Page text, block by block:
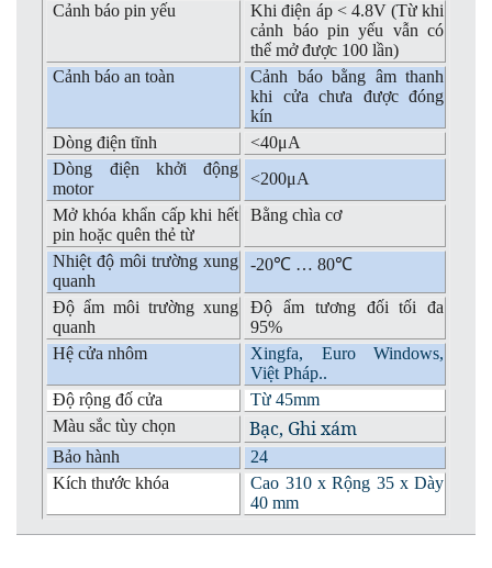
Cảnh báo pin yếu
Khi điện áp < 4.8V (Từ khi
cảnh báo pin yếu vẫn có
thể mở được 100 lần)
Cảnh báo an toàn
Cảnh báo bằng âm thanh
khi cửa chưa được đóng
kín
Dòng điện tĩnh
<40μA
Dòng điện khởi động
motor
<200μA
Mở khóa khẩn cấp khi hết
pin hoặc quên thẻ từ
Bằng chìa cơ
Nhiệt độ môi trường xung
quanh
-20℃ … 80℃
Độ ẩm môi trường xung
quanh
Độ ẩm tương đối tối đa
95%
Hệ cửa nhôm
Xingfa, Euro Windows,
Việt Pháp..
Độ rộng đố cửa
Từ 45mm
Màu sắc tùy chọn
Bạc, Ghi xám
Bảo hành
24
Kích thước khóa
Cao 310 x Rộng 35 x Dày
40 mm